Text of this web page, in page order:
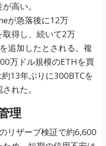
高い。
が急落後に12万
得し、続いて2万
追加したとされる。複
万ドル規模のETHを買
13年ぶりに300BTCを
れた。
理
リザーブ検証で約6,600